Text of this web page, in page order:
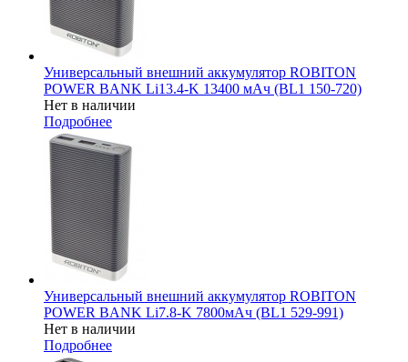
Универсальный внешний аккумулятор ROBITON
POWER BANK Li13.4-K 13400 мАч (BL1 150-720)
Нет в наличии
Подробнее
Универсальный внешний аккумулятор ROBITON
POWER BANK Li7.8-K 7800мАч (BL1 529-991)
Нет в наличии
Подробнее